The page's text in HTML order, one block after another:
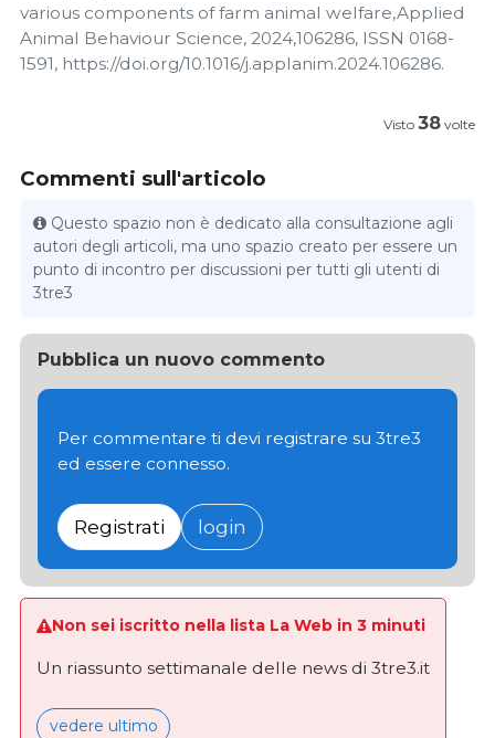
various components of farm animal welfare,Applied
Animal Behaviour Science, 2024,106286, ISSN 0168-
1591, https://doi.org/10.1016/j.applanim.2024.106286.
Visto 38 volte
Commenti sull'articolo
Questo spazio non è dedicato alla consultazione agli
autori degli articoli, ma uno spazio creato per essere un
punto di incontro per discussioni per tutti gli utenti di
3tre3
Pubblica un nuovo commento
Per commentare ti devi registrare su 3tre3
ed essere connesso.
Registrati login
Non sei iscritto nella lista La Web in 3 minuti
Un riassunto settimanale delle news di 3tre3.it
vedere ultimo